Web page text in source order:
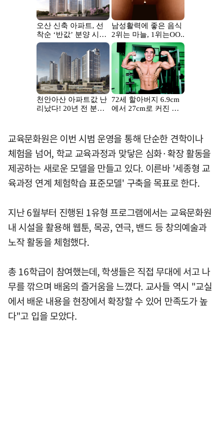
교육문화원은 이번 시범 운영을 통해 단순한 견학이나
체험을 넘어, 학교 교육과정과 맞닿은 심화·확장 활동을
제공하는 새로운 모델을 만들고 있다. 이른바 '세종형 교
육과정 연계 체험학습 표준모델' 구축을 목표로 한다.
지난 6월부터 진행된 1유형 프로그램에서는 교육문화원
내 시설을 활용해 웹툰, 목공, 연극, 밴드 등 창의예술과
노작 활동을 체험했다.
총 16학급이 참여했는데, 학생들은 직접 무대에 서고 나
무를 깎으며 배움의 즐거움을 느꼈다. 교사들 역시 "교실
에서 배운 내용을 현장에서 확장할 수 있어 만족도가 높
다"고 입을 모았다.